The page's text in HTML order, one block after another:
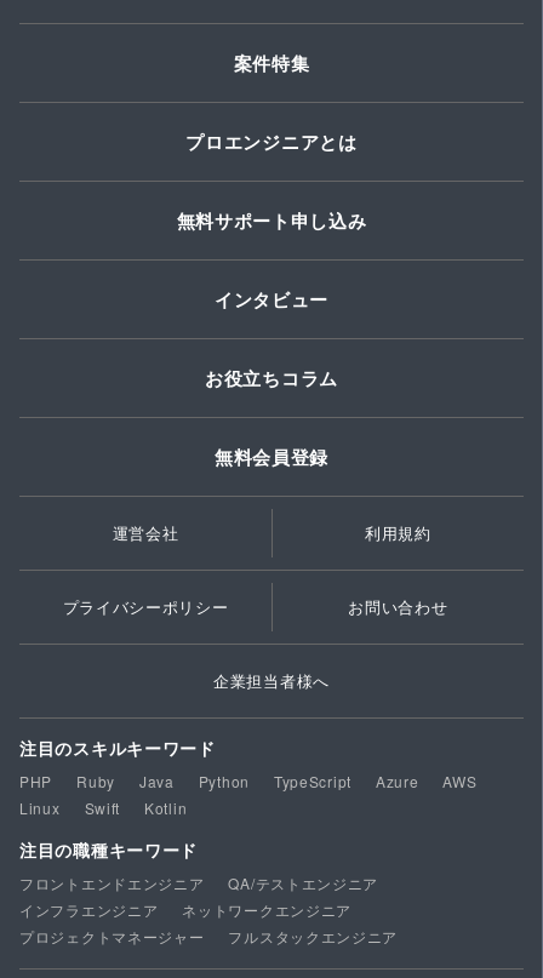
案件特集
プロエンジニアとは
無料サポート申し込み
インタビュー
お役立ちコラム
無料会員登録
運営会社 利用規約
プライバシーポリシー お問い合わせ
企業担当者様へ
注目のスキルキーワード
PHP Ruby Java Python TypeScript Azure
AWS
Linux
Swift Kotlin
注目の職種キーワード
フロントエンドエンジニア
QA/テストエンジニア
インフラエンジニア
ネットワークエンジニア
プロジェクトマネージャー
フルスタックエンジニア